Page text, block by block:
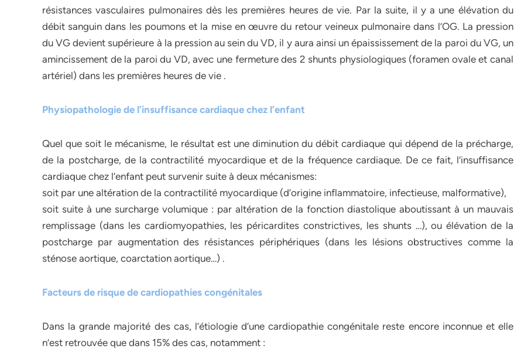
résistances vasculaires pulmonaires dès les premières heures de vie. Par la suite, il y a une élévation du
débit sanguin dans les poumons et la mise en œuvre du retour veineux pulmonaire dans l’OG. La pression
du VG devient supérieure à la pression au sein du VD, il y aura ainsi un épaississement de la paroi du VG, un
amincissement de la paroi du VD, avec une fermeture des 2 shunts physiologiques (foramen ovale et canal
artériel) dans les premières heures de vie .
Physiopathologie de l’insuffisance cardiaque chez l’enfant
Quel que soit le mécanisme, le résultat est une diminution du débit cardiaque qui dépend de la précharge,
de la postcharge, de la contractilité myocardique et de la fréquence cardiaque. De ce fait, l’insuffisance
cardiaque chez l’enfant peut survenir suite à deux mécanismes:
soit par une altération de la contractilité myocardique (d’origine inflammatoire, infectieuse, malformative),
soit suite à une surcharge volumique : par altération de la fonction diastolique aboutissant à un mauvais
remplissage (dans les cardiomyopathies, les péricardites constrictives, les shunts …), ou élévation de la
postcharge par augmentation des résistances périphériques (dans les lésions obstructives comme la
sténose aortique, coarctation aortique…) .
Facteurs de risque de cardiopathies congénitales
Dans la grande majorité des cas, l’étiologie d’une cardiopathie congénitale reste encore inconnue et elle
n’est retrouvée que dans 15% des cas, notamment :